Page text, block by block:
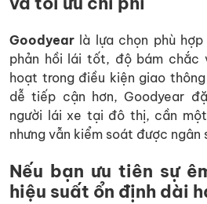
Goodyear là lựa chọn phù
phản hồi lái tốt, độ bám chắc
hoạt trong điều kiện giao
dễ tiếp cận hơn, Goodyear
người lái xe tại đô thị, cần
nhưng vẫn kiểm soát được ngân
Nếu bạn ưu tiên sự
hiệu suất ổn định dài